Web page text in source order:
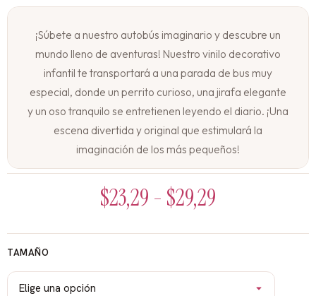
¡Súbete a nuestro autobús imaginario y descubre un
mundo lleno de aventuras! Nuestro vinilo decorativo
infantil te transportará a una parada de bus muy
especial, donde un perrito curioso, una jirafa elegante
y un oso tranquilo se entretienen leyendo el diario. ¡Una
escena divertida y original que estimulará la
imaginación de los más pequeños!
Vinilos decorativos adhesivos
$23,29 - $29,29
TAMAÑO